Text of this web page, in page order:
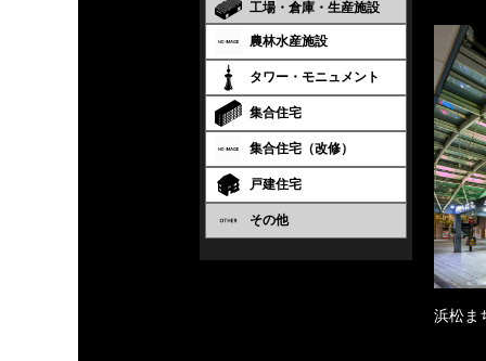
工場・倉庫・生産施設
農林水産施設
タワー・モニュメント
集合住宅
集合住宅（改修）
戸建住宅
その他
浜松ま